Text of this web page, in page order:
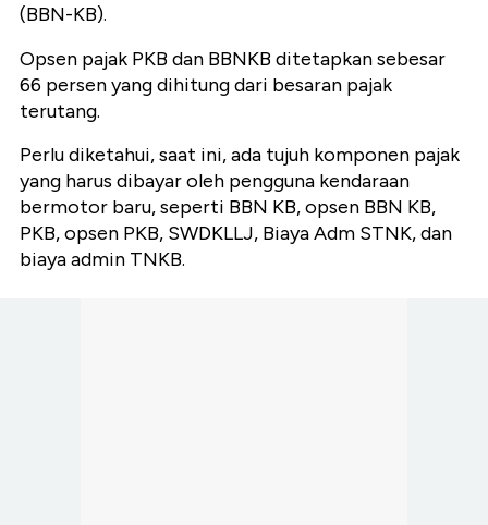
(BBN-KB).
Opsen pajak PKB dan BBNKB ditetapkan sebesar
66 persen yang dihitung dari besaran pajak
terutang.
Perlu diketahui, saat ini, ada tujuh komponen pajak
yang harus dibayar oleh pengguna kendaraan
bermotor baru, seperti BBN KB, opsen BBN KB,
PKB, opsen PKB, SWDKLLJ, Biaya Adm STNK, dan
biaya admin TNKB.